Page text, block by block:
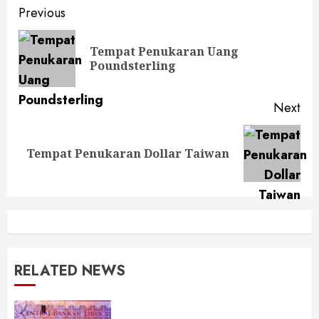
Continue
Reading
Previous
Tempat Penukaran Uang
Poundsterling
Next
Next
Tempat Penukaran Dollar Taiwan
RELATED NEWS